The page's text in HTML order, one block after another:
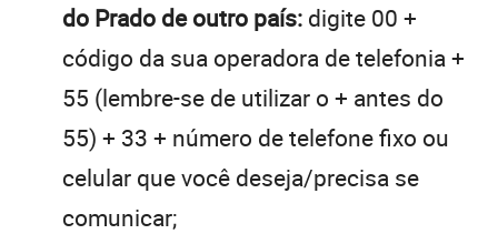
do Prado de outro país: digite 00 +
código da sua operadora de telefonia +
55 (lembre-se de utilizar o + antes do
55) + 33 + número de telefone fixo ou
celular que você deseja/precisa se
comunicar;